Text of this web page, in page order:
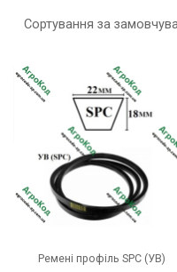
Ремені профіль SPC (УВ)